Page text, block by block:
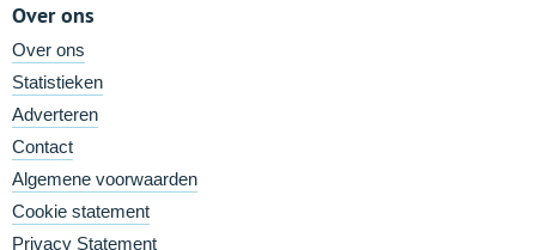
Over ons
Over ons
Statistieken
Adverteren
Contact
Algemene voorwaarden
Cookie statement
Privacy Statement